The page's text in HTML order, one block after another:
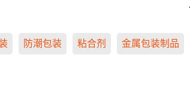
防潮包装 粘合剂 金属包装制品